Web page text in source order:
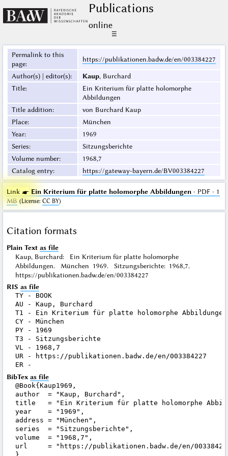
Publications
online
☰
Permalink to this
page:
https://publikationen.badw.de/en/003384227
Author(s) | editor(s): Kaup, Burchard
Title:
Ein Kriterium für platte holomorphe
Abbildungen
Title addition:
von Burchard Kaup
Place:
München
Year:
1969
Series:
Sitzungsberichte
Volume number:
1968,7
Catalog entry: https://gateway-bayern.de/BV003384227
Link ☛ Ein Kriterium für platte holomorphe Abbildungen· PDF · 1
MB (License: CC BY)
Citation formats
Plain Text as file
Kaup, Burchard: Ein Kriterium für platte holomorphe
Abbildungen. München 1969. Sitzungsberichte: 1968,7.
https://publikationen.badw.de/en/003384227
RIS as file
TY - BOOK
AU - Kaup, Burchard
T1 - Ein Kriterium für platte holomorphe Abbildungen
CY - München
PY - 1969
T3 - Sitzungsberichte
VL - 1968,7
UR - https://publikationen.badw.de/en/003384227
BibTex as file
@Book{Kaup1969,
author  = "Kaup, Burchard",
title   = "Ein Kriterium für platte holomorphe
year    = "1969",
address = "München",
series  = "Sitzungsberichte",
volume  = "1968,7",
url     = "https://publikationen.badw.de/en/